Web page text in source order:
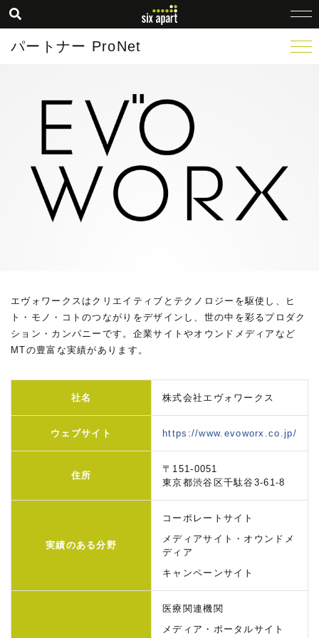
パートナー ProNet
エヴォワークスはクリエイティブとテクノロジーを駆使し、ヒ
ト・モノ・コトのつながりをデザインし、世の中を彩るプロダク
ション・カンパニーです。企業サイトやオウンドメディアなど
MTの豊富な実績があります。
社名 株式会社エヴォワークス
ウェブサイト https://www.evoworx.co.jp/
住所
〒151-0051
東京都渋谷区千駄谷3-61-8
実績のある分野
コーポレートサイト
メディアサイト・オウンドメ
ディア
キャンペーンサイト
医療関連機関
メディア・ポータルサイト